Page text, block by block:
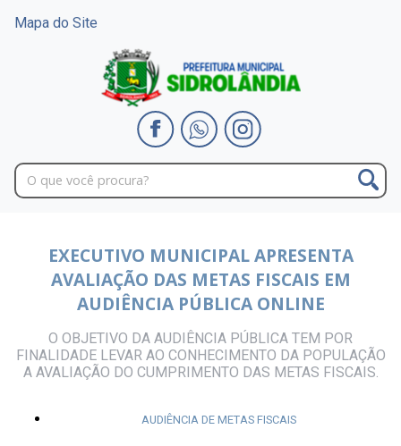
Mapa do Site
EXECUTIVO MUNICIPAL APRESENTA
AVALIAÇÃO DAS METAS FISCAIS EM
AUDIÊNCIA PÚBLICA ONLINE
O OBJETIVO DA AUDIÊNCIA PÚBLICA TEM POR
FINALIDADE LEVAR AO CONHECIMENTO DA POPULAÇÃO
A AVALIAÇÃO DO CUMPRIMENTO DAS METAS FISCAIS.
AUDIÊNCIA DE METAS FISCAIS